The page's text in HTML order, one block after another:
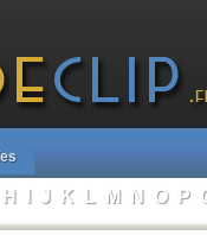
H I J K L M N O P